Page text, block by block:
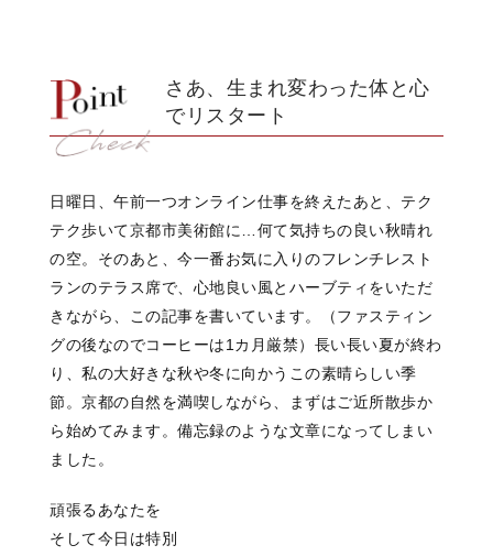
さあ、生まれ変わった体と心
でリスタート
日曜日、 午前一つオンライン仕事を終えたあと、 テク
テク歩いて京都市美術館に… 何て気持ちの良い秋晴れ
の空。 そのあと、今一番お気に入りのフレンチレスト
ランのテラス席で、 心地良い風と ハーブティをいただ
きながら、
この記事を書いています。
（ファスティン
グの後なのでコーヒーは1カ月厳禁） 長い長い夏が終わ
り、 私の大好きな秋や冬に向かう この素晴らしい季
節。 京都の自然を満喫しながら、
まずはご近所散歩か
ら始めてみます。 備忘録のような文章になってしまい
ました。
頑張るあなたを
そして今日は特別